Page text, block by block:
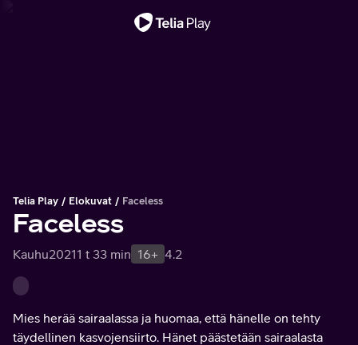
Telia Play Elokuvat Faceless
Faceless
Kauhu20211 t 33 min 16+ 4.2
Mies herää sairaalassa ja huomaa, että hänelle on tehty
täydellinen kasvojensiirto. Hänet päästetään sairaalasta